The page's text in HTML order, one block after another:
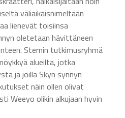
väliaikaisnimeltään
lienevät toisiinsa
oletetaan hävittäneen
Sternin tutkimusryhmä
alueilta, jotka
ja joilla Skyn synnyn
näin ollen olivat
Weeyo olikin alkujaan hyvin